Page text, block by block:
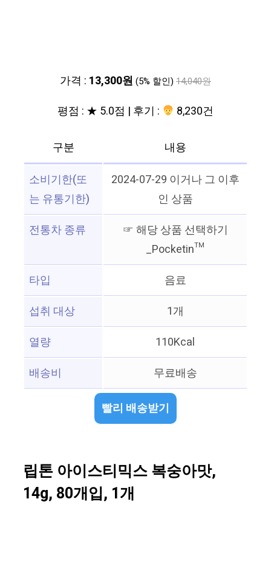
가격 : 13,300원 (5% 할인) 14,040원
평점 : ★ 5.0점 | 후기 : 8,230건
구분
내용
소비기한(또
는 유통기한)
2024-07-29 이거나 그 이후
인 상품
전통차 종류
☞ 해당 상품 선택하기
_Pocketin™
타입
음료
섭취 대상
1개
열량
110Kcal
배송비
무료배송
빨리 배송받기
립톤 아이스티믹스 복숭아맛,
14g, 80개입, 1개